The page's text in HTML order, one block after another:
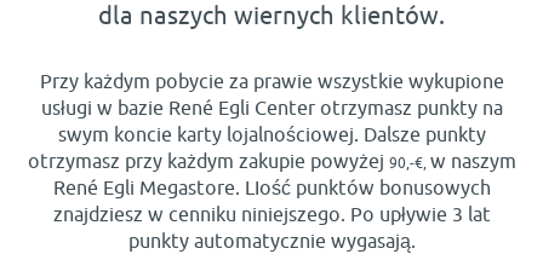
dla naszych wiernych klientów.
Przy każdym pobycie za prawie wszystkie wykupione
usługi w bazie René Egli Center otrzymasz punkty na
swym koncie karty lojalnościowej. Dalsze punkty
otrzymasz przy każdym zakupie powyżej 90,-€, w naszym
René Egli Megastore. LIość punktów bonusowych
znajdziesz w cenniku niniejszego. Po upływie 3 lat
punkty automatycznie wygasają.